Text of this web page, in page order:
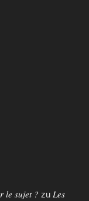
le sujet ? zu Les